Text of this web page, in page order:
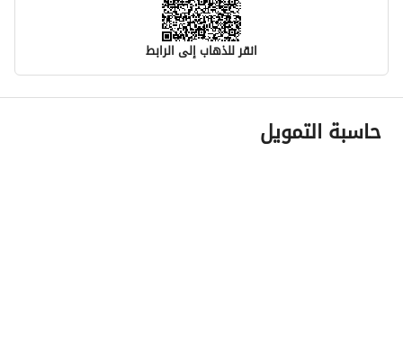
انقر للذهاب إلى الرابط
معلومات مسؤول الإعلان
اسم المسؤول
حاسبة التمويل